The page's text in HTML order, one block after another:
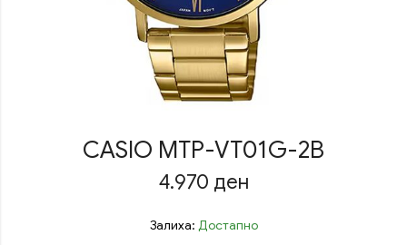
CASIO MTP-VT01G-2B
4.970 ден
Залиха: Достапно